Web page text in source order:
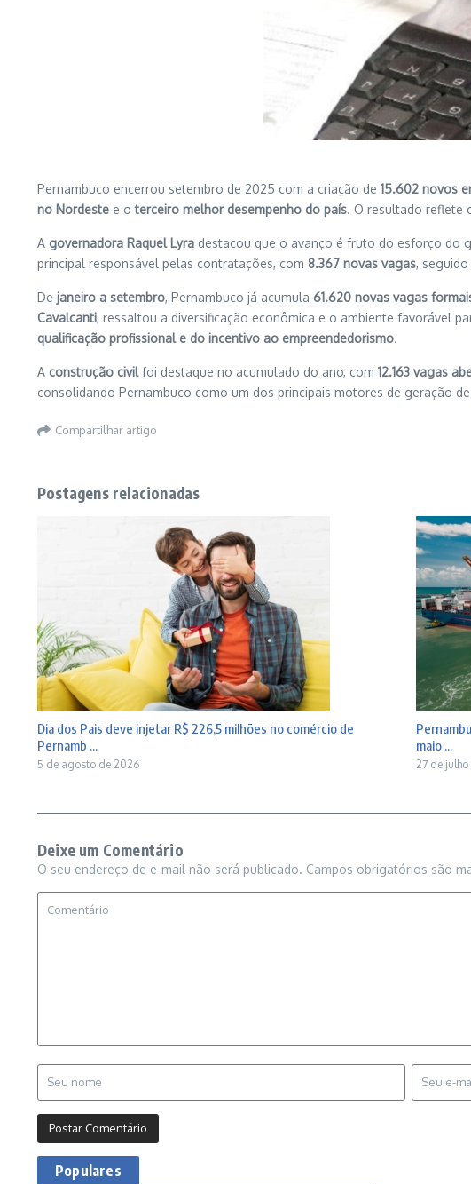
Pernambuco encerrou setembro de 2025 com a criação de 15.602 novos
no Nordeste e oterceiro melhor desempenho do país. O resultado reflete
A governadora Raquel Lyra destacou que o avanço é fruto do esforço do
principal responsável pelas contratações, com 8.367 novas vagas, seguido
De janeiro a setembro, Pernambuco já acumula 61.620 novas vagas
Cavalcanti, ressaltou a diversificação econômica e o ambiente favorável
qualificação profissional e do incentivo ao empreendedorismo.
A construção civilfoi destaque no acumulado do ano, com 12.163 vagas
consolidando Pernambuco como um dos principais motores de geração
Compartilhar artigo
Postagens relacionadas
Dia dos Pais deve injetar R$ 226,5 milhões no comércio de
Pernamb ...
5 de agosto de 2026
maio ...
27 de
Deixe um Comentário
O seu endereço de e-mail não será publicado. Campos obrigatórios são
Populares